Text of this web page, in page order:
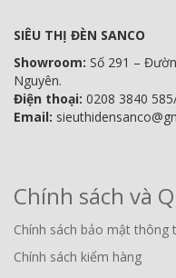
SIÊU THỊ ĐÈN SANCO
Showroom: Số 291 –
Nguyên.
Điện thoại: 0208 3840
Email:
Chính sách và
Chính sách bảo mật thông
Chính sách kiểm hàng